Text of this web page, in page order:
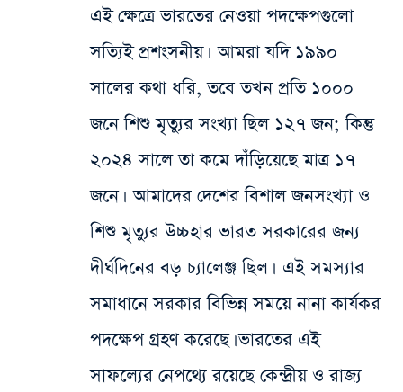
এই ক্ষেত্রে ভারতের নেওয়া পদক্ষেপগুলো
সত্যিই প্রশংসনীয়। আমরা যদি ১৯৯০
সালের কথা ধরি, তবে তখন প্রতি ১০০০
জনে শিশু মৃত্যুর সংখ্যা ছিল ১২৭ জন; কিন্তু
২০২৪ সালে তা কমে দাঁড়িয়েছে মাত্র ১৭
জনে। আমাদের দেশের বিশাল জনসংখ্যা ও
শিশু মৃত্যুর উচ্চহার ভারত সরকারের জন্য
দীর্ঘদিনের বড় চ্যালেঞ্জ ছিল। এই সমস্যার
সমাধানে সরকার বিভিন্ন সময়ে নানা কার্যকর
পদক্ষেপ গ্রহণ করেছে। ভারতের এই
সাফল্যের নেপথ্যে রয়েছে কেন্দ্রীয় ও রাজ্য